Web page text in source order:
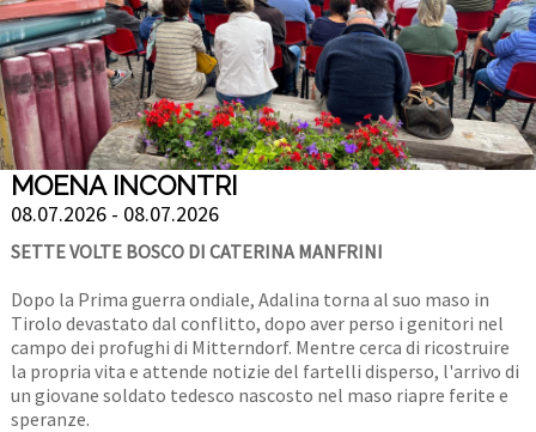
MOENA INCONTRI
08.07.2026 - 08.07.2026
SETTE VOLTE BOSCO DI CATERINA MANFRINI
Dopo la Prima guerra ondiale, Adalina torna al suo maso in
Tirolo devastato dal conflitto, dopo aver perso i genitori nel
campo dei profughi di Mitterndorf. Mentre cerca di ricostruire
la propria vita e attende notizie del fartelli disperso, l'arrivo di
un giovane soldato tedesco nascosto nel maso riapre ferite e
speranze.